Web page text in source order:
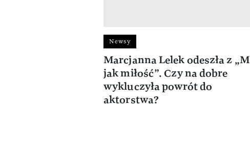
Newsy
Marcjanna Lelek odeszła z „M
jak miłość”. Czy na dobre
wykluczyła powrót do
aktorstwa?